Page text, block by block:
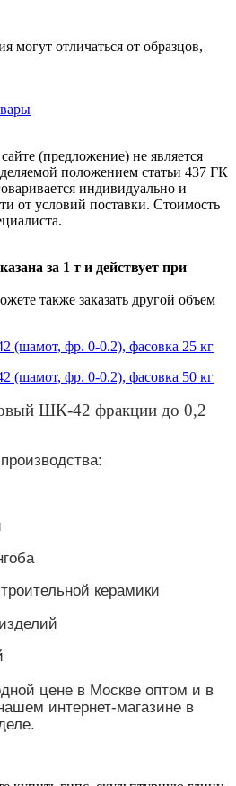
могут отличаться от образцов,
(предложение) не является
положением статьи 437 ГК
индивидуально и
от условий поставки. Стоимость
за 1 т и действует при
также заказать другой объем
фр. 0-0.2), фасовка 25 кг
фр. 0-0.2), фасовка 50 кг
ШК-42 фракции до 0,2
керамики
цене в Москве оптом и в
интернет-магазине в